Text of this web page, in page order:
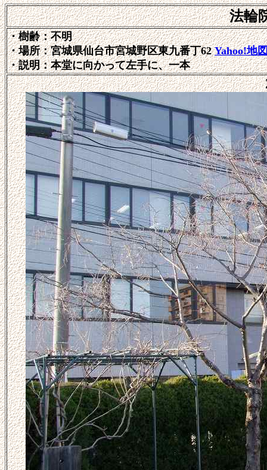
法輪
・樹齢：不明
・場所：宮城県仙台市宮城野区東九番丁62 Yahoo!地
・説明：本堂に向かって左手に、一本